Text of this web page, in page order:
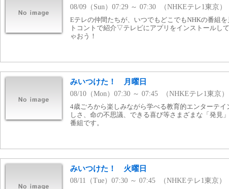
08/09（Sun）07:29 ～ 07:30 （NHKEテレ1東京）
Eテレの仲間たちが、いつでもどこでもNHKの番組
トコントで紹介▽テレビにアプリをインストールし
ゃおう！
みいつけた！ 月曜日
08/10（Mon）07:30 ～ 07:45 （NHKEテレ1東京）
4歳ごろから楽しみながら学べる教育的エンターテ
しさ、命の不思議、できる喜び等さまざまな「発見
番組です。
みいつけた！ 火曜日
08/11（Tue）07:30 ～ 07:45 （NHKEテレ1東京）